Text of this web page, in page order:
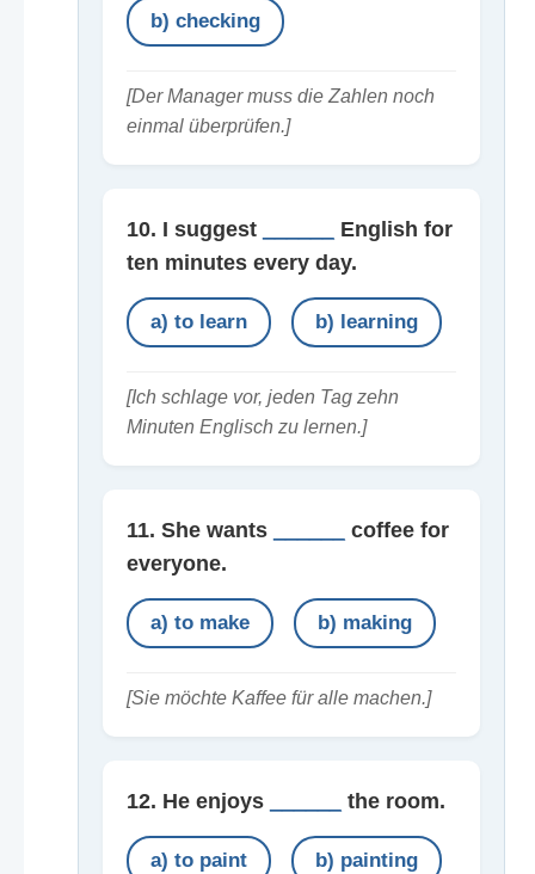
b) checking
[Der Manager muss die Zahlen noch
einmal überprüfen.]
10. I suggest
English for
ten minutes every day.
a) to learn b) learning
[Ich schlage vor, jeden Tag zehn
Minuten Englisch zu lernen.]
11. She wants
coffee for
everyone.
a) to make b) making
[Sie möchte Kaffee für alle machen.]
12. He enjoys the room.
a) to paint b) painting